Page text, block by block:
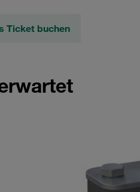
Ticket buchen